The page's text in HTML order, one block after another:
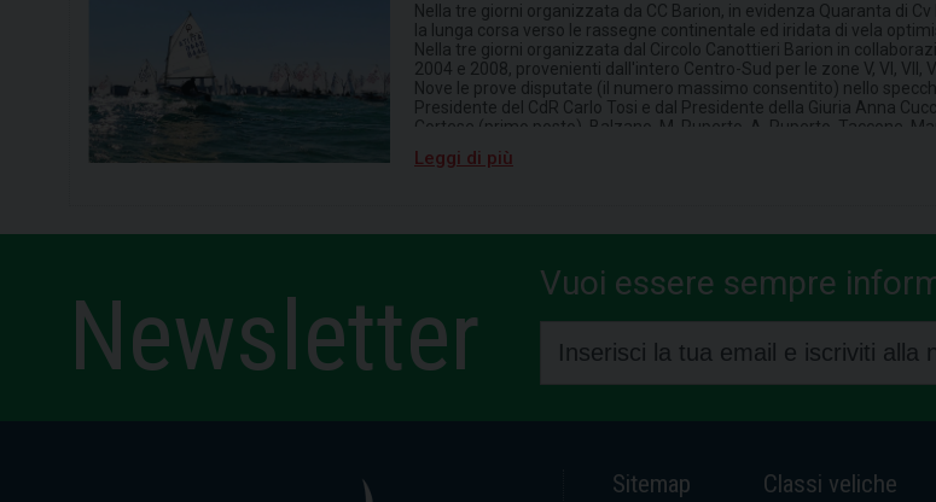
Nella tre giorni organizzata da CC Barion, in evidenza Quaranta di
la lunga corsa verso le rassegne continentale ed iridata di vela
Nella tre giorni organizzata dal Circolo Canottieri Barion in
2004 e 2008, provenienti dall'intero Centro-Sud per le zone V, VI, VII,
Nove le prove disputate (il numero massimo consentito) nello
Presidente del CdR Carlo Tosi e dal Presidente della Giuria Anna
Cortese (primo posto), Balzano, M. Ruperto, A. Ruperto, Taccone,
Livoti di Nic Catania, M. Adorni, S. Adorni, Incarbona, Genna e Torre
Quaranta (prima fra le ragazze), Amodio, Porcelli e Goffredo di Cv
A supportare l'organizzazione del circolo presieduto da Ruggero
Colaianni & Partners, Global Security Service e F.lli Costantino e lo
Leggi di più
Newsletter Vuoi essere sempre
Sitemap Classi veliche